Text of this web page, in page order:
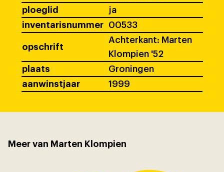
ploeglid
ja
inventarisnummer
00533
opschrift
Achterkant: Marten
Klompien '52
plaats
Groningen
aanwinstjaar
1999
Meer van Marten Klompien